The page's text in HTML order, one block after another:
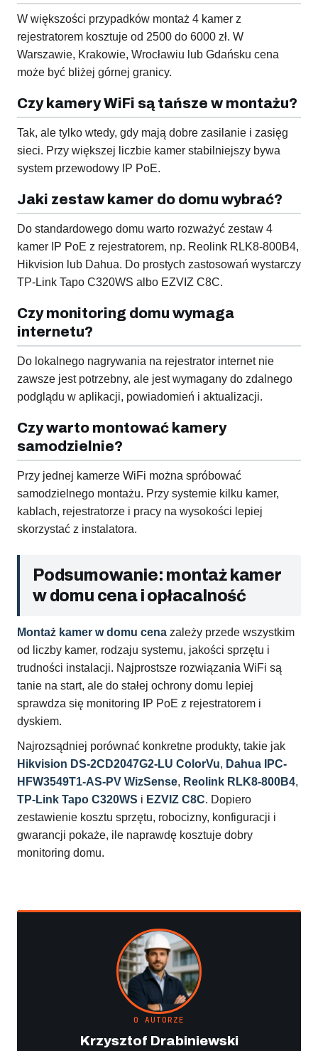
W większości przypadków montaż 4 kamer z
rejestratorem kosztuje od 2500 do 6000 zł. W
Warszawie, Krakowie, Wrocławiu lub Gdańsku cena
może być bliżej górnej granicy.
Czy kamery WiFi są tańsze w montażu?
Tak, ale tylko wtedy, gdy mają dobre zasilanie i zasięg
sieci. Przy większej liczbie kamer stabilniejszy bywa
system przewodowy IP PoE.
Jaki zestaw kamer do domu wybrać?
Do standardowego domu warto rozważyć zestaw 4
kamer IP PoE z rejestratorem, np. Reolink RLK8-800B4,
Hikvision lub Dahua. Do prostych zastosowań wystarczy
TP-Link Tapo C320WS albo EZVIZ C8C.
Czy monitoring domu wymaga
internetu?
Do lokalnego nagrywania na rejestrator internet nie
zawsze jest potrzebny, ale jest wymagany do zdalnego
podglądu w aplikacji, powiadomień i aktualizacji.
Czy warto montować kamery
samodzielnie?
Przy jednej kamerze WiFi można spróbować
samodzielnego montażu. Przy systemie kilku kamer,
kablach, rejestratorze i pracy na wysokości lepiej
skorzystać z instalatora.
Podsumowanie: montaż kamer
w domu cena i opłacalność
Montaż kamer w domu cena zależy przede wszystkim
od liczby kamer, rodzaju systemu, jakości sprzętu i
trudności instalacji. Najprostsze rozwiązania WiFi są
tanie na start, ale do stałej ochrony domu lepiej
sprawdza się monitoring IP PoE z rejestratorem i
dyskiem.
Najrozsądniej porównać konkretne produkty, takie jak
Hikvision DS-2CD2047G2-LU ColorVu, Dahua IPC-
HFW3549T1-AS-PV WizSense, Reolink RLK8-800B4,
TP-Link Tapo C320WS i EZVIZ C8C. Dopiero
zestawienie kosztu sprzętu, robocizny, konfiguracji i
gwarancji pokaże, ile naprawdę kosztuje dobry
monitoring domu.
O AUTORZE
Krzysztof Drabiniewski